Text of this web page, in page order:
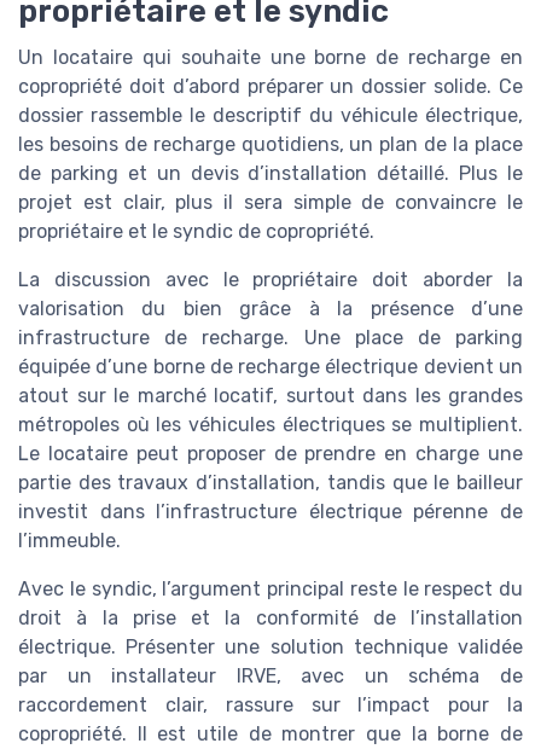
propriétaire et le syndic
Un locataire qui souhaite une borne de recharge en
copropriété doit d’abord préparer un dossier solide. Ce
dossier rassemble le descriptif du véhicule électrique,
les besoins de recharge quotidiens, un plan de la place
de parking et un devis d’installation détaillé. Plus le
projet est clair, plus il sera simple de convaincre le
propriétaire et le syndic de copropriété.
La discussion avec le propriétaire doit aborder la
valorisation du bien grâce à la présence d’une
infrastructure de recharge. Une place de parking
équipée d’une borne de recharge électrique devient un
atout sur le marché locatif, surtout dans les grandes
métropoles où les véhicules électriques se multiplient.
Le locataire peut proposer de prendre en charge une
partie des travaux d’installation, tandis que le bailleur
investit dans l’infrastructure électrique pérenne de
l’immeuble.
Avec le syndic, l’argument principal reste le respect du
droit à la prise et la conformité de l’installation
électrique. Présenter une solution technique validée
par un installateur IRVE, avec un schéma de
raccordement clair, rassure sur l’impact pour la
copropriété. Il est utile de montrer que la borne de